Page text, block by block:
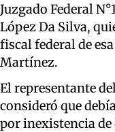
Juzgado Federal
López Da Silva,
fiscal federal de
Martínez.
El representante
consideró que
por inexistencia de